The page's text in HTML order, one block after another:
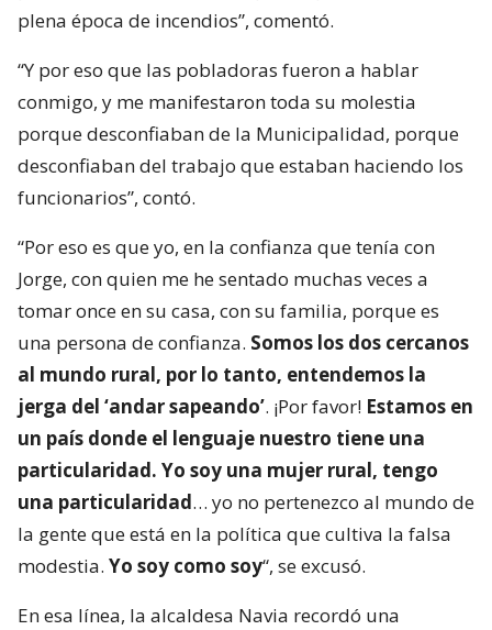
plena época de incendios”, comentó.
“Y por eso que las pobladoras fueron a hablar
conmigo, y me manifestaron toda su molestia
porque desconfiaban de la Municipalidad, porque
desconfiaban del trabajo que estaban haciendo los
funcionarios”, contó.
“Por eso es que yo, en la confianza que tenía con
Jorge, con quien me he sentado muchas veces a
tomar once en su casa, con su familia, porque es
una persona de confianza. Somos los dos cercanos
al mundo rural, por lo tanto, entendemos la
jerga del ‘andar sapeando’. ¡Por favor! Estamos en
un país donde el lenguaje nuestro tiene una
particularidad. Yo soy una mujer rural, tengo
una particularidad… yo no pertenezco al mundo de
la gente que está en la política que cultiva la falsa
modestia. Yo soy como soy“, se excusó.
En esa línea, la alcaldesa Navia recordó una